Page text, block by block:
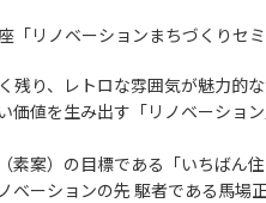
「リノベーションまちづくりセミ
り、レトロな雰囲気が魅力的な
価値を生み出す「リノベーショ
素案）の目標である「いちばん
ベーションの先 駆者である馬場